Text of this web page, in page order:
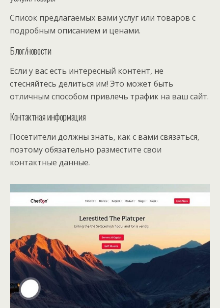
Список предлагаемых вами услуг или товаров с
подробным описанием и ценами.
Блог/новости
Если у вас есть интересный контент, не
стесняйтесь делиться им! Это может быть
отличным способом привлечь трафик на ваш сайт.
Контактная информация
Посетители должны знать, как с вами связаться,
поэтому обязательно разместите свои
контактные данные.